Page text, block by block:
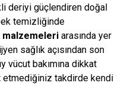
deriyi güçlendiren doğal
temizliğinde
malzemeleri arasında yer
sağlık açısından son
vücut bakımına dikkat
etmediğiniz takdirde kendi